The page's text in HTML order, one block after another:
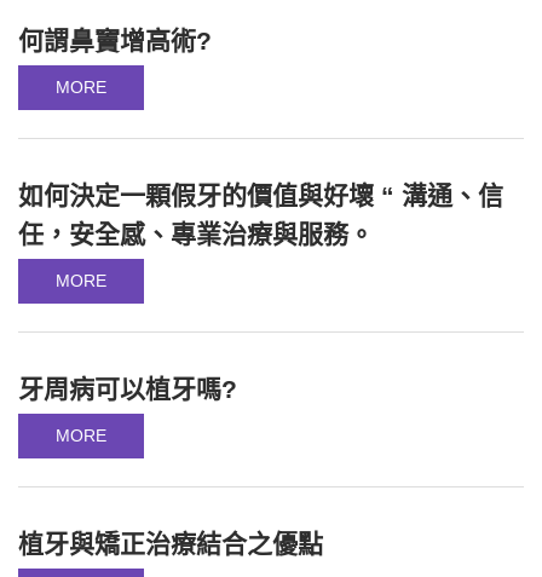
何謂鼻竇增高術?
MORE
如何決定一顆假牙的價值與好壞 “ 溝通、信
任，安全感、專業治療與服務。
MORE
牙周病可以植牙嗎?
MORE
植牙與矯正治療結合之優點